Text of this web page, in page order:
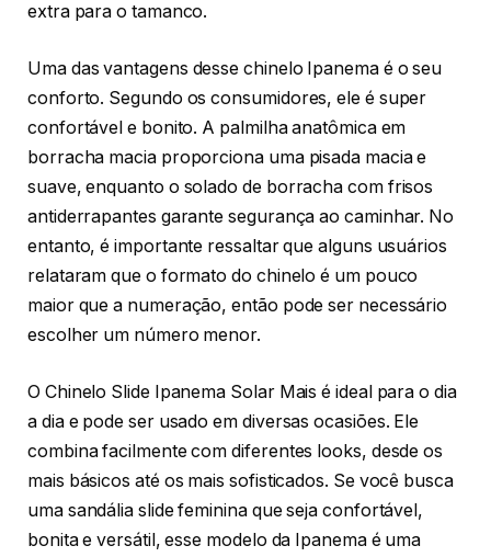
extra para o tamanco.
Uma das vantagens desse chinelo Ipanema é o seu
conforto. Segundo os consumidores, ele é super
confortável e bonito. A palmilha anatômica em
borracha macia proporciona uma pisada macia e
suave, enquanto o solado de borracha com frisos
antiderrapantes garante segurança ao caminhar. No
entanto, é importante ressaltar que alguns usuários
relataram que o formato do chinelo é um pouco
maior que a numeração, então pode ser necessário
escolher um número menor.
O Chinelo Slide Ipanema Solar Mais é ideal para o dia
a dia e pode ser usado em diversas ocasiões. Ele
combina facilmente com diferentes looks, desde os
mais básicos até os mais sofisticados. Se você busca
uma sandália slide feminina que seja confortável,
bonita e versátil, esse modelo da Ipanema é uma